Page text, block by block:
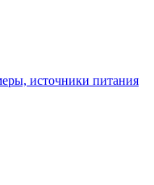
источники питания